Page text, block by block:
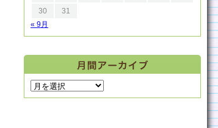
30
31
« 9月